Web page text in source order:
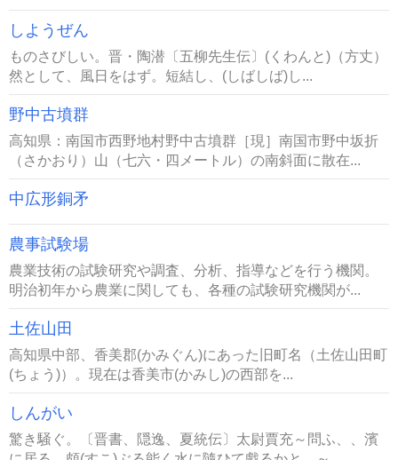
しようぜん
ものさびしい。晋・陶潜〔五柳先生伝〕(くわんと)（方丈）
然として、風日をはず。短結し、(しばしば)し...
野中古墳群
高知県：南国市西野地村野中古墳群［現］南国市野中坂折
（さかおり）山（七六・四メートル）の南斜面に散在...
中広形銅矛
農事試験場
農業技術の試験研究や調査、分析、指導などを行う機関。
明治初年から農業に関しても、各種の試験研究機関が...
土佐山田
高知県中部、香美郡(かみぐん)にあった旧町名（土佐山田町
(ちょう)）。現在は香美市(かみし)の西部を...
しんがい
驚き騒ぐ。〔晋書、隠逸、夏統伝〕太尉賈充～問ふ、、濱